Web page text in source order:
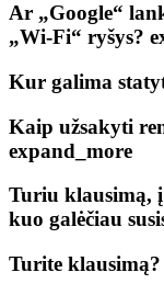
Ar „Google“
„Wi-Fi“ ryšys?
Kur galima
Kaip užsakyti
expand_more
Turiu klausimą,
kuo galėčiau
Turite klausimą?